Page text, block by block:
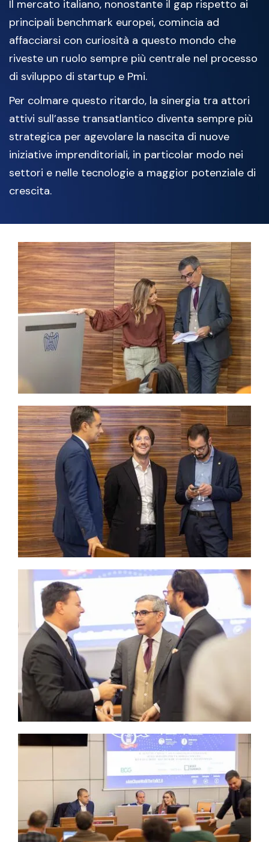
Il mercato italiano, nonostante il gap rispetto ai
principali benchmark europei, comincia ad
affacciarsi con curiosità a questo mondo che
riveste un ruolo sempre più centrale nel processo
di sviluppo di startup e Pmi.
Per colmare questo ritardo, la sinergia tra attori
attivi sull’asse transatlantico diventa sempre più
strategica per agevolare la nascita di nuove
iniziative imprenditoriali, in particolar modo nei
settori e nelle tecnologie a maggior potenziale di
crescita.